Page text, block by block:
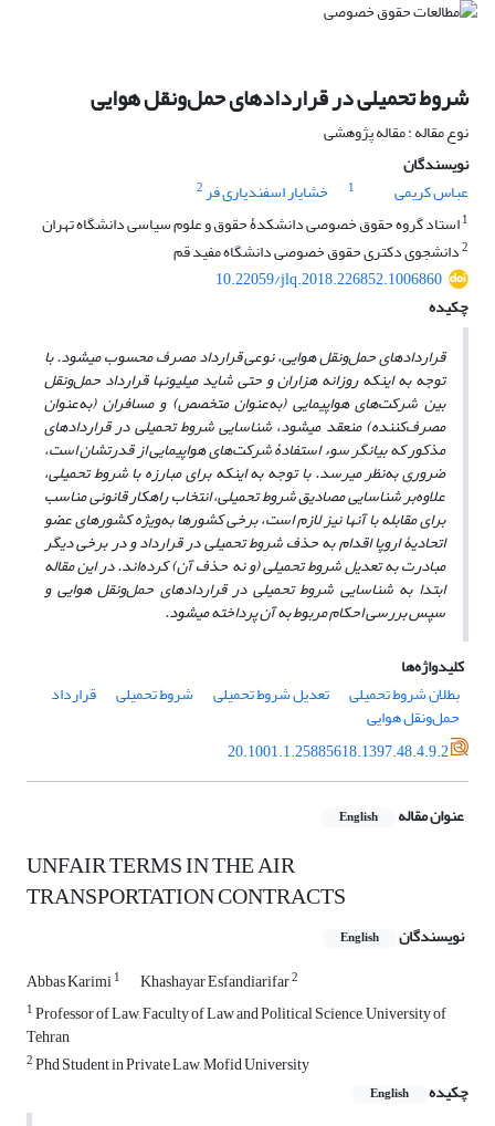
شروط تحمیلی در قراردادهای حمل‌ونقل هوایی
نوع مقاله : مقاله پژوهشی
نویسندگان
عباس کریمی
1 خشایار اسفندیاری فر2
1استاد گروه حقوق خصوصی دانشکدۀ حقوق و علوم سیاسی دانشگاه تهران
2دانشجوی دکتری حقوق خصوصی دانشگاه مفید قم
10.22059/jlq.2018.226852.1006860
چکیده
قراردادهای حمل‌ونقل هوایی، نوعی قرارداد مصرف محسوب می­شود. با
توجه به اینکه روزانه هزاران و حتی شاید میلیون­ها قرارداد حمل‌ونقل
بین شرکت‌های هواپیمایی (به‌عنوان متخصص) و مسافران (به‌عنوان
مصرف‌کننده) منعقد می­شود، شناسایی شروط تحمیلی در قراردادهای
مذکور که بیانگر سوء استفادۀ شرکت‌های هواپیمایی از قدرتشان است،
ضروری به‌نظر می­رسد. با توجه به اینکه برای مبارزه با شروط تحمیلی،
علاوه‌بر شناسایی مصادیق شروط تحمیلی، انتخاب راهکار قانونی مناسب
برای مقابله با آنها نیز لازم است، برخی کشورها به‌ویژه کشورهای عضو
اتحادیۀ اروپا اقدام به حذف شروط تحمیلی در قرارداد و در برخی دیگر
مبادرت به تعدیل شروط تحمیلی (و نه حذف آن) کرده‌اند. در این مقاله
ابتدا به شناسایی شروط تحمیلی در قراردادهای حمل‌ونقل هوایی و
سپس بررسی احکام مربوط به آن پرداخته می­شود.
کلیدواژه‌ها
بطلان شروط تحمیلی
تعدیل شروط تحمیلی شروط تحمیلی قرارداد
حمل‌ونقل هوایی
20.1001.1.25885618.1397.48.4.9.2
عنوان مقاله English
UNFAIR TERMS IN THE AIR
TRANSPORTATION CONTRACTS
نویسندگان English
Abbas Karimi1 Khashayar Esfandiarifar2
1Professor of Law, Faculty of Law and Political Science, University of
Tehran
2Phd Student in Private Law, Mofid University
چکیده
English